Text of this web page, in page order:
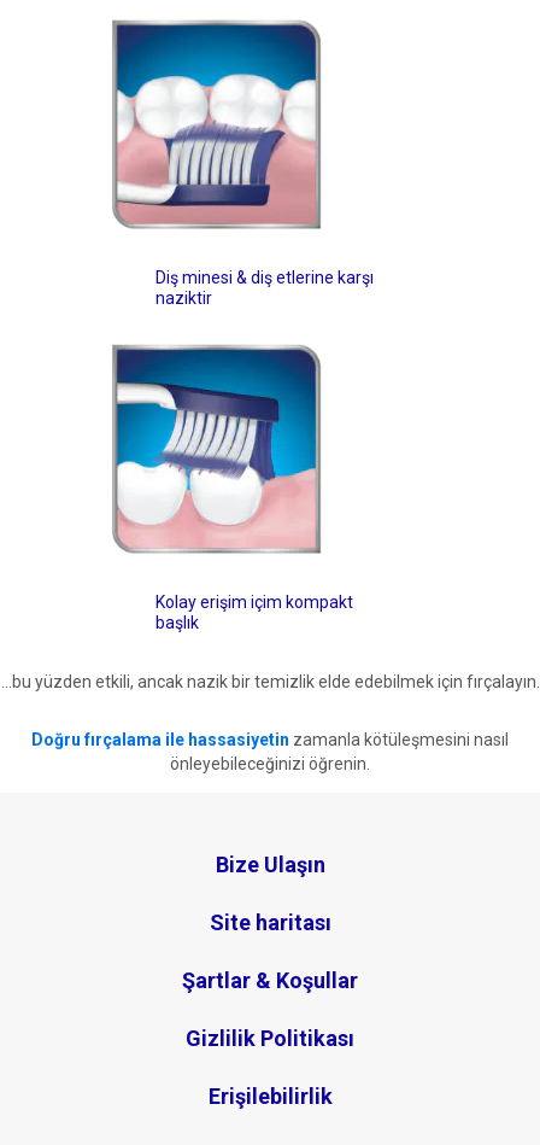
Diş minesi & diş etlerine karşı
naziktir
Kolay erişim içim kompakt
başlık
...bu yüzden etkili, ancak nazik bir temizlik elde edebilmek için fırçalayın.
Doğru fırçalama ile hassasiyetin zamanla kötüleşmesini nasıl
önleyebileceğinizi öğrenin.
Bize Ulaşın
Site haritası
Şartlar & Koşullar
Gizlilik Politikası
Erişilebilirlik